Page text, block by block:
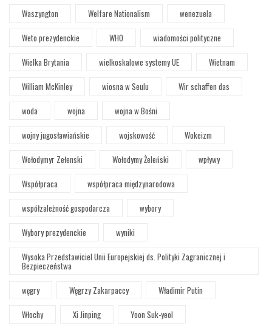
Waszyngton
Welfare Nationalism
wenezuela
Weto prezydenckie
WHO
wiadomości polityczne
Wielka Brytania
wielkoskalowe systemy UE
Wietnam
William McKinley
wiosna w Seulu
Wir schaffen das
woda
wojna
wojna w Bośni
wojny jugosławiańskie
wojskowość
Wokeizm
Wołodymyr Zełenski
Wołodymy Żeleński
wpływy
Współpraca
współpraca międzynarodowa
współzależność gospodarcza
wybory
Wybory prezydenckie
wyniki
Wysoka Przedstawiciel Unii Europejskiej ds. Polityki Zagranicznej i
Bezpieczeństwa
węgry
Węgrzy Zakarpaccy
Władimir Putin
Włochy
Xi Jinping
Yoon Suk-yeol